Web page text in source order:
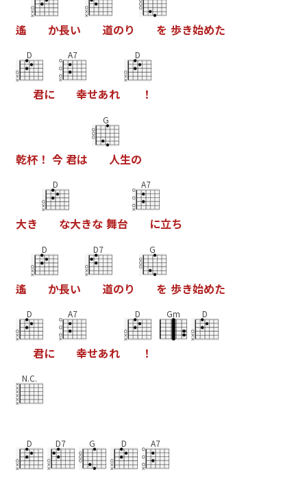
遙 か長い 道のり を 歩き始めた
D
君に
A7
幸せあれ
D
！
乾杯！ 今 君は
G
人生の
大き
D
な大きな 舞台
A7
に立ち
遙
D
か長い
D7
道のり
G
を 歩き始めた
D
君に
A7
幸せあれ
D
！
Gm D
N.C.
D D7 G D A7